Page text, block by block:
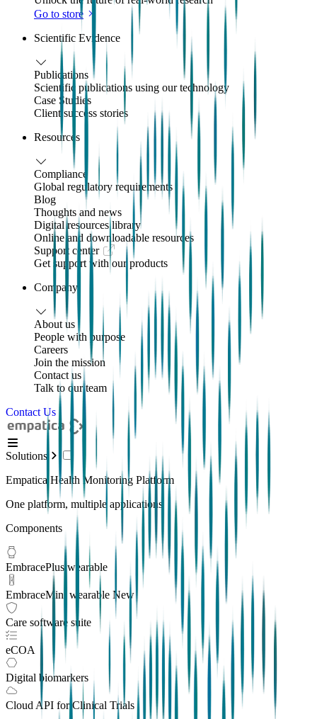
Go to store
Scientific Evidence
Publications
Scientific publications using our technology
Case Studies
Client success stories
Resources
Compliance
Global regulatory requirements
Blog
Thoughts and news
Digital resources library
Online and downloadable resources
Support center
Get support with our products
Company
About us
People with purpose
Careers
Join the mission
Contact us
Talk to our team
Contact Us
Solutions
Empatica Health Monitoring Platform
One platform, multiple applications
Components
EmbracePlus wearable
EmbraceMini wearable New
Care software suite
eCOA
Digital biomarkers
Cloud API for Clinical Trials